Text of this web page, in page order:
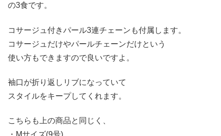
の3食です。
コサージュ付きパール3連チェーンも付属します。
コサージュだけやパールチェーンだけという
使い方もできますので良いですよ。
袖口が折り返しリブになっていて
スタイルをキープしてくれます。
こちらも上の商品と同じく、